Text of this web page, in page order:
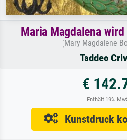
Maria Magdalena
(Mary Magdalene
Taddeo
€
Enthält 19%
Kunstdruck